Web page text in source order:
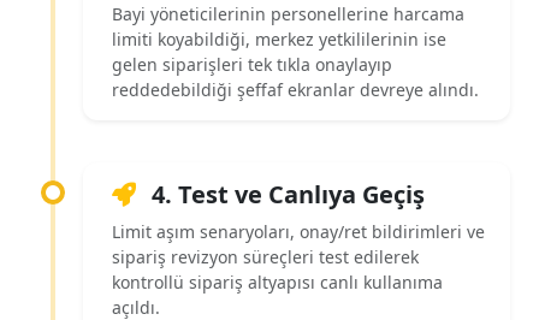
Bayi yöneticilerinin personellerine harcama
limiti koyabildiği, merkez yetkililerinin ise
gelen siparişleri tek tıkla onaylayıp
reddedebildiği şeffaf ekranlar devreye alındı.
4. Test ve Canlıya Geçiş
Limit aşım senaryoları, onay/ret bildirimleri ve
sipariş revizyon süreçleri test edilerek
kontrollü sipariş altyapısı canlı kullanıma
açıldı.